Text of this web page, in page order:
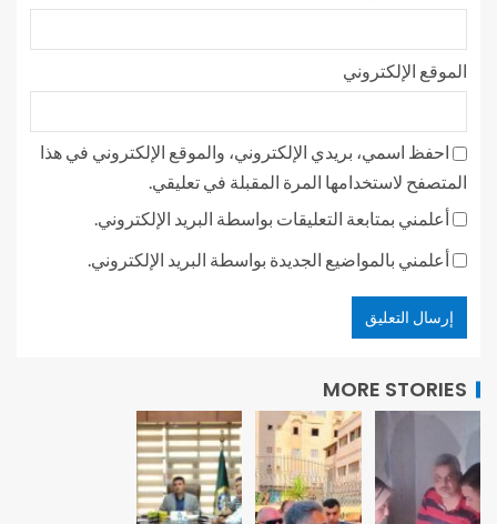
الموقع الإلكتروني
احفظ اسمي، بريدي الإلكتروني، والموقع الإلكتروني في هذا
المتصفح لاستخدامها المرة المقبلة في تعليقي.
أعلمني بمتابعة التعليقات بواسطة البريد الإلكتروني.
أعلمني بالمواضيع الجديدة بواسطة البريد الإلكتروني.
MORE STORIES